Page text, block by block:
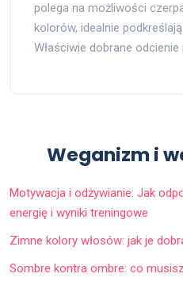
polega na możliwości
kolorów, idealnie
Właściwie dobrane
Weganizm i
Motywacja i odżywianie: Jak
energię i wyniki treningowe
Zimne kolory włosów: jak je
Sombre kontra ombre: co